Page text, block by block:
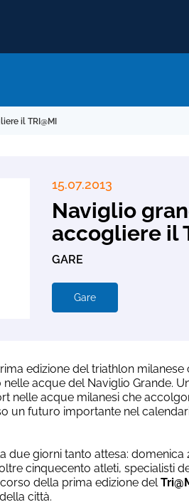
il TRI@MI
15.07.2013
Naviglio
accogliere il
GARE
Gare
edizione del triathlon milanese
acque del Naviglio Grande.
nelle acque milanesi che
un futuro importante nel
due giorni tanto attesa: domenica
cinquecento atleti, specialisti
della prima edizione del
città.